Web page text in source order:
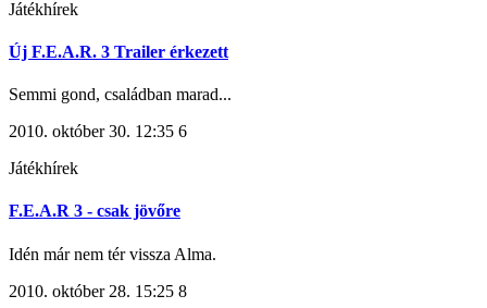
Játékhírek
Új F.E.A.R. 3 Trailer érkezett
Semmi gond, családban marad...
2010. október 30. 12:35 6
Játékhírek
F.E.A.R 3 - csak jövőre
Idén már nem tér vissza Alma.
2010. október 28. 15:25 8